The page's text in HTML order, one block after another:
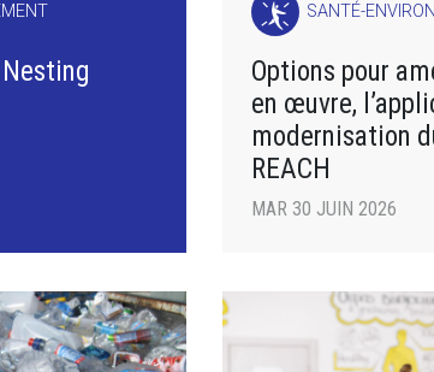
SANTÉ-
Options pour
en œuvre,
modernisation
REACH
MAR 30 JUIN 2026